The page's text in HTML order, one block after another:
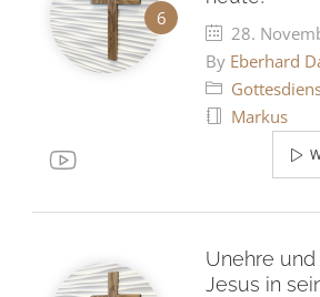
28.
By Eberhard
Markus
Unehre
Jesus in